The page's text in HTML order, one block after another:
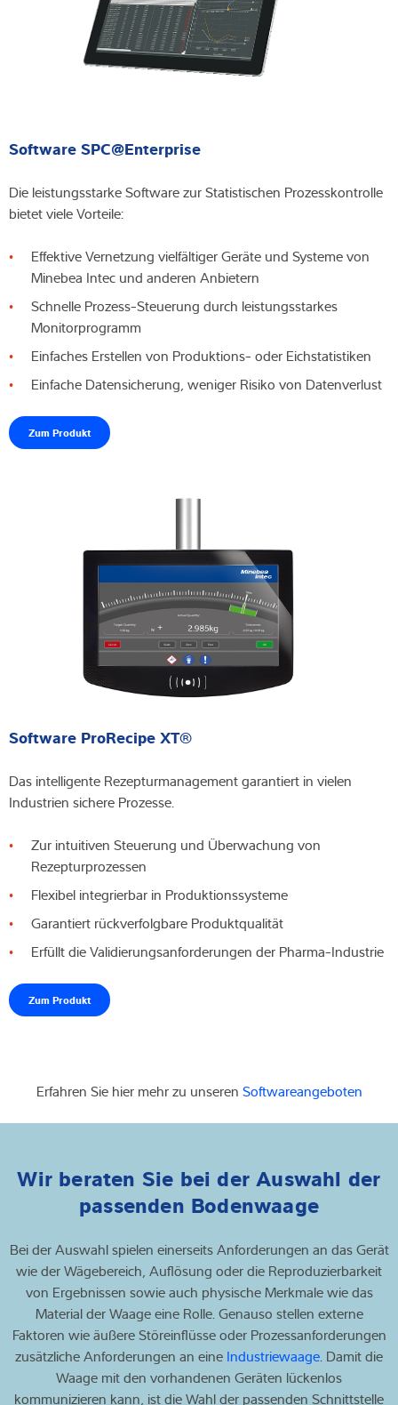
Software SPC@Enterprise
Die leistungsstarke Software zur Statistischen Prozesskontrolle
bietet viele Vorteile:
Effektive Vernetzung vielfältiger Geräte und Systeme von
Minebea Intec und anderen Anbietern
Schnelle Prozess-Steuerung durch leistungsstarkes
Monitorprogramm
Einfaches Erstellen von Produktions- oder Eichstatistiken
Einfache Datensicherung, weniger Risiko von Datenverlust
Zum Produkt
Software ProRecipe XT®
Das intelligente Rezepturmanagement garantiert in vielen
Industrien sichere Prozesse.
Zur intuitiven Steuerung und Überwachung von
Rezepturprozessen
Flexibel integrierbar in Produktionssysteme
Garantiert rückverfolgbare Produktqualität
Erfüllt die Validierungsanforderungen der Pharma-Industrie
Zum Produkt
Erfahren Sie hier mehr zu unseren Softwareangeboten
Wir beraten Sie bei der Auswahl der
passenden Bodenwaage
Bei der Auswahl spielen einerseits Anforderungen an das Gerät
wie der Wägebereich, Auflösung oder die Reproduzierbarkeit
von Ergebnissen sowie auch physische Merkmale wie das
Material der Waage eine Rolle. Genauso stellen externe
Faktoren wie äußere Störeinflüsse oder Prozessanforderungen
zusätzliche Anforderungen an eine Industriewaage. Damit die
Waage mit den vorhandenen Geräten lückenlos
kommunizieren kann, ist die Wahl der passenden Schnittstelle